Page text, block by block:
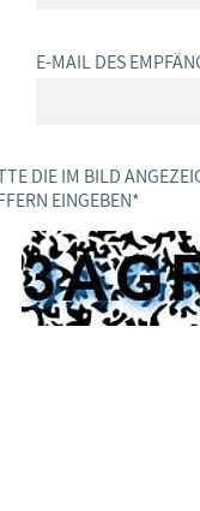
E-MAIL DES
DIE IM BILD
EINGEBEN *